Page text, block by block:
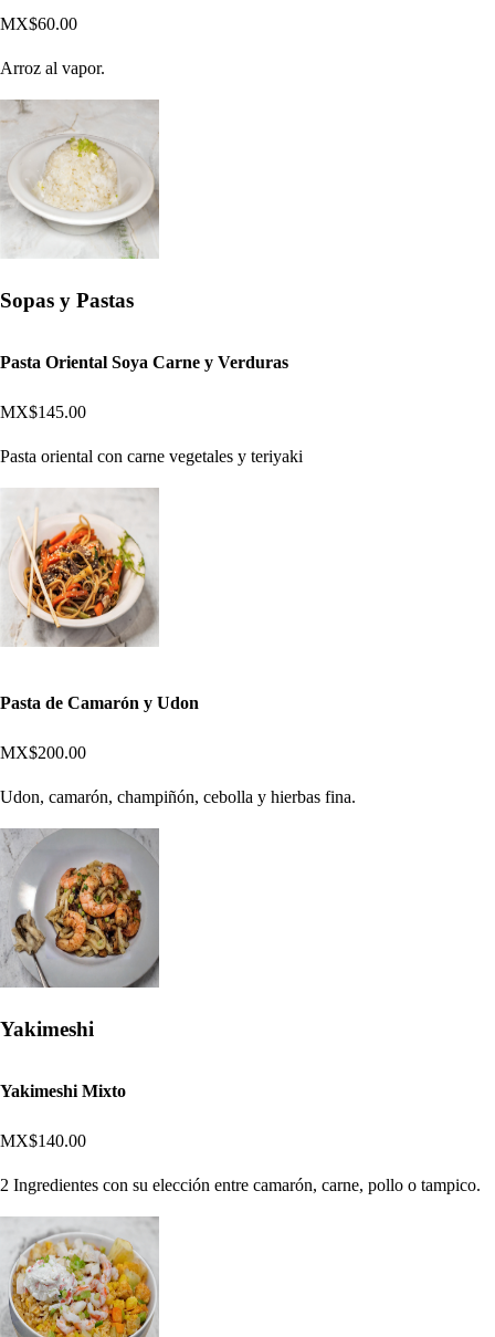
MX$60.00
Arroz al vapor.
Sopas y Pastas
Pasta Oriental Soya Carne y Verduras
MX$145.00
Pasta oriental con carne vegetales y teriyaki
Pasta de Camarón y Udon
MX$200.00
Udon, camarón, champiñón, cebolla y hierbas fina.
Yakimeshi
Yakimeshi Mixto
MX$140.00
2 Ingredientes con su elección entre camarón, carne, pollo o tampico.